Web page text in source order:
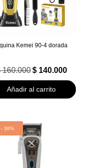
Kemei 90-4 dorada
160.000 El
precio
original
era:
$140.000El
actual
$ 140.000.
Añadir al carrito
- 38%